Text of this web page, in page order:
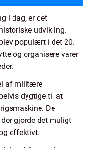
i dag, er det
udvikling.
populært i det 20.
og organisere varer
af militære
dygtige til at
De
gjorde det muligt
effektivt.